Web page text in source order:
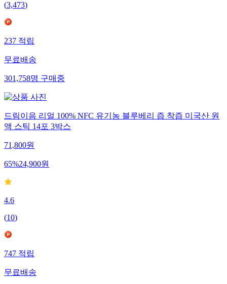
(3,473)
237적립
무료배송
301,758명구매중
드림이음 리얼 100% NFC 유기농 블루베리 즙 착즙 미국산 원
액 스틱 14포 3박스
71,800원
65%24,900원
4.6
(10)
747적립
무료배송